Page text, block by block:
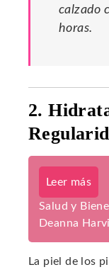
calzado
horas.
2.
Leer más
Salud y
Deanna
La piel de los